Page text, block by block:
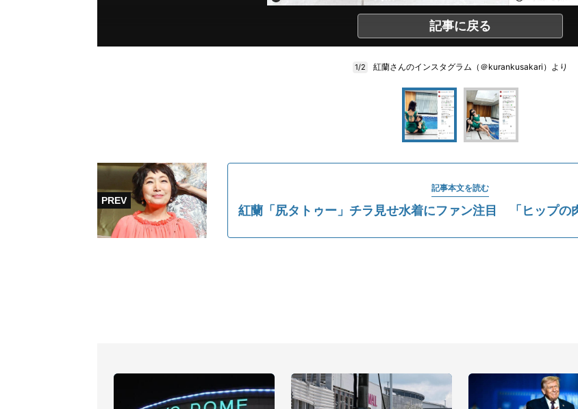
記事に戻る
1/2 紅蘭さんのインスタグラム（＠kurankusakari）より
記事本文を読む
紅蘭「尻タトゥー」チラ見せ水着にファン注目 「ヒップの